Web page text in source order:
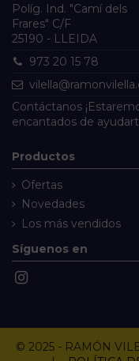
Políg. Ind. "Camí dels
Frares" C/F
25190 - LLEIDA
973 20 15 78
Contáctanos
encantados de
Productos
Ofertas
Novedades
Los más vendidos
Síguenos en
© 2025 -